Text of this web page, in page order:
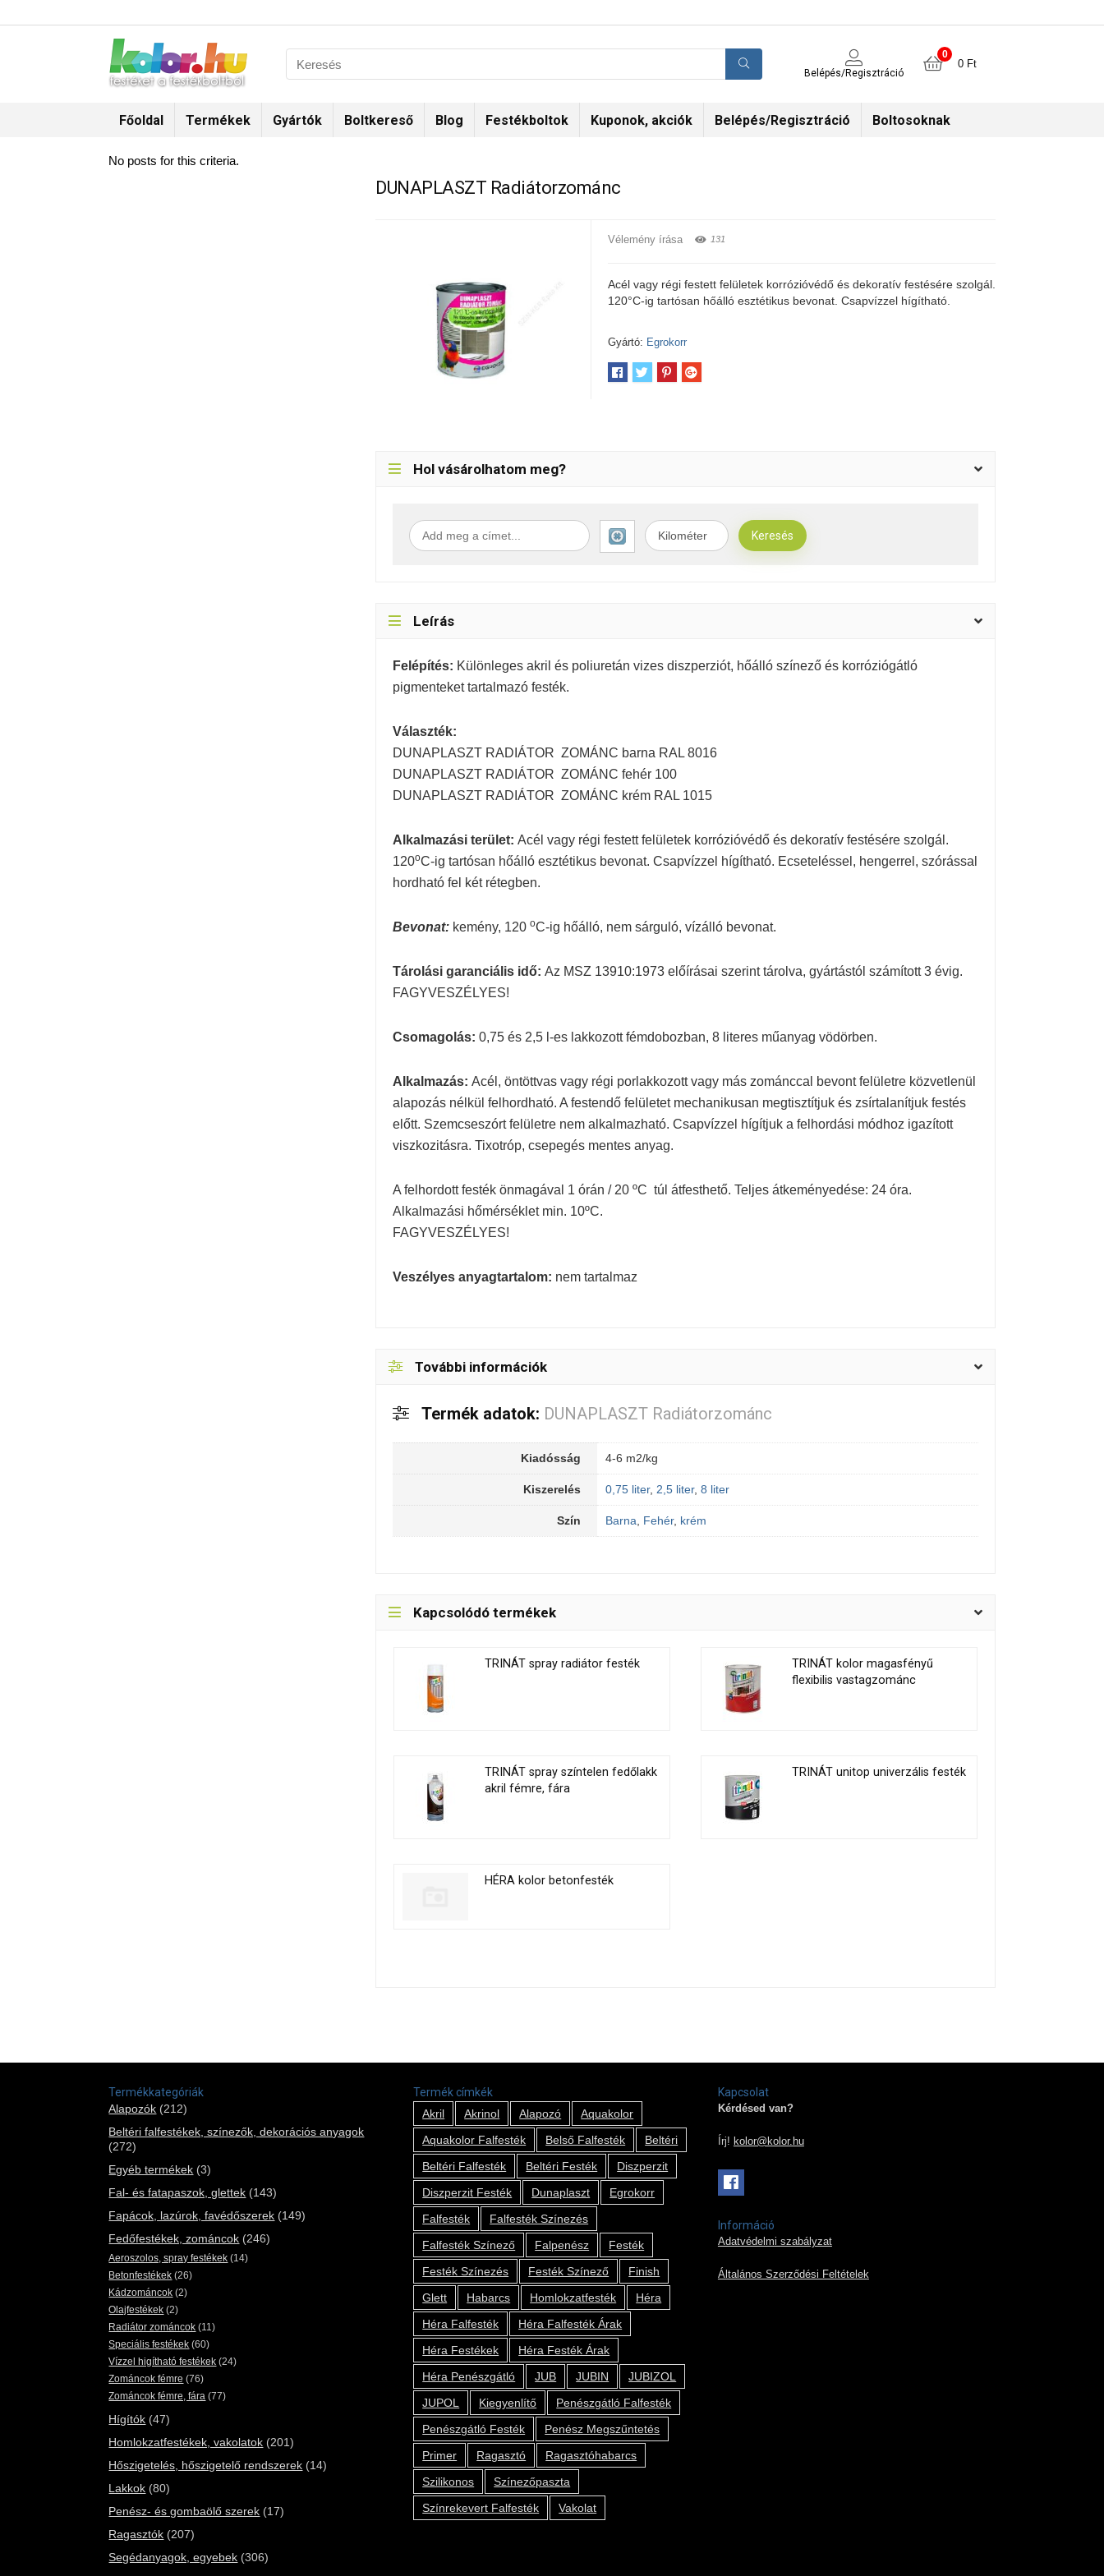
Belépés/Regisztráció
0
0 Ft
Főoldal Termékek Gyártók Boltkereső Blog Festékboltok Kuponok, akciók Belépés/Regisztráció Boltosoknak
DUNAPLASZT Radiátorzománc
Vélemény írása 131
Acél vagy régi festett felületek korrózióvédő és dekoratív festésére szolgál.
120°C-ig tartósan hőálló esztétikus bevonat. Csapvízzel hígítható.
Gyártó: Egrokorr
Hol vásárolhatom meg?
Leírás
Felépítés: Különleges akril és poliuretán vizes diszperziót, hőálló színező és korróziógátló
pigmenteket tartalmazó festék.
Választék:
DUNAPLASZT RADIÁTOR ZOMÁNC barna RAL 8016
DUNAPLASZT RADIÁTOR ZOMÁNC fehér 100
DUNAPLASZT RADIÁTOR ZOMÁNC krém RAL 1015
Alkalmazási terület: Acél vagy régi festett felületek korrózióvédő és dekoratív festésére szolgál.
120oC-ig tartósan hőálló esztétikus bevonat. Csapvízzel hígítható. Ecseteléssel, hengerrel, szórással
hordható fel két rétegben.
Bevonat: kemény, 120 oC-ig hőálló, nem sárguló, vízálló bevonat.
Tárolási garanciális idő: Az MSZ 13910:1973 előírásai szerint tárolva, gyártástól számított 3 évig.
FAGYVESZÉLYES!
Csomagolás: 0,75 és 2,5 l-es lakkozott fémdobozban, 8 literes műanyag vödörben.
Alkalmazás: Acél, öntöttvas vagy régi porlakkozott vagy más zománccal bevont felületre közvetlenül
alapozás nélkül felhordható. A festendő felületet mechanikusan megtisztítjuk és zsírtalanítjuk festés
előtt. Szemcseszórt felületre nem alkalmazható. Csapvízzel hígítjuk a felhordási módhoz igazított
viszkozitásra. Tixotróp, csepegés mentes anyag.
A felhordott festék önmagával 1 órán / 20 ºC túl átfesthető. Teljes átkeményedése: 24 óra.
Alkalmazási hőmérséklet min. 10ºC.
FAGYVESZÉLYES!
Veszélyes anyagtartalom: nem tartalmaz
További információk
Termék adatok: DUNAPLASZT Radiátorzománc
Kiadósság 4-6 m2/kg
Kiszerelés 0,75 liter, 2,5 liter, 8 liter
Szín Barna, Fehér, krém
Kapcsolódó termékek
TRINÁT spray radiátor festék
TRINÁT kolor magasfényű
flexibilis vastagzománc
TRINÁT spray színtelen fedőlakk
akril fémre, fára
TRINÁT unitop univerzális festék
HÉRA kolor betonfesték
No posts for this criteria.
Termékkategóriák
Alapozók (212)
Beltéri falfestékek, színezők, dekorációs anyagok
(272)
Egyéb termékek (3)
Fal- és fatapaszok, glettek (143)
Fapácok, lazúrok, favédőszerek (149)
Fedőfestékek, zománcok (246)
Aeroszolos, spray festékek (14)
Betonfestékek (26)
Kádzománcok (2)
Olajfestékek (2)
Radiátor zománcok (11)
Speciális festékek (60)
Vízzel higítható festékek (24)
Zománcok fémre (76)
Zománcok fémre, fára (77)
Hígítók (47)
Homlokzatfestékek, vakolatok (201)
Hőszigetelés, hőszigetelő rendszerek (14)
Lakkok (80)
Penész- és gombaölő szerek (17)
Ragasztók (207)
Segédanyagok, egyebek (306)
Termék címkék
Akril
Akrinol Alapozó
Aquakolor
Aquakolor Falfesték
Belső Falfesték
Beltéri
Beltéri Falfesték
Beltéri Festék
Diszperzit
Diszperzit Festék
Dunaplaszt
Egrokorr
Falfesték
Falfesték Színezés
Falfesték Színező
Falpenész
Festék
Festék Színezés
Festék Színező
Finish
Glett
Habarcs Homlokzatfesték
Héra
Héra Falfesték
Héra Falfesték Árak
Héra Festékek
Héra Festék Árak
Héra Penészgátló
JUB JUBIN
JUBIZOL
JUPOL
Kiegyenlítő
Penészgátló Falfesték
Penészgátló Festék
Penész Megszűntetés
Primer
Ragasztó
Ragasztóhabarcs
Szilikonos
Színezőpaszta
Színrekevert Falfesték
Vakolat
Kapcsolat
Kérdésed van?
Írj! kolor@kolor.hu
Információ
Adatvédelmi szabályzat
Általános Szerződési Feltételek